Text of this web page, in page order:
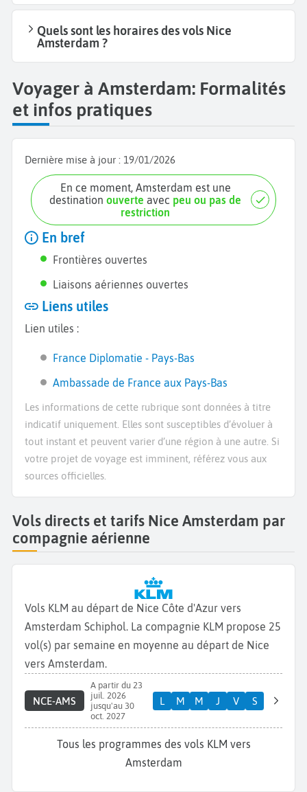
Quels sont les horaires des vols Nice
Amsterdam ?
Voyager à Amsterdam: Formalités
et infos pratiques
Dernière mise à jour : 19/01/2026
En ce moment, Amsterdam est une
destinationouverte avec peu ou pas de
restriction
En bref
Frontières ouvertes
Liaisons aériennes ouvertes
Liens utiles
Lien utiles :
France Diplomatie - Pays-Bas
Ambassade de France aux Pays-Bas
Les informations de cette rubrique sont données à titre
indicatif uniquement. Elles sont susceptibles d’évoluer à
tout instant et peuvent varier d’une région à une autre. Si
votre projet de voyage est imminent, référez vous aux
sources officielles.
Vols directs et tarifs Nice Amsterdam par
compagnie aérienne
Vols KLM au départ de Nice Côte d'Azur vers
Amsterdam Schiphol. La compagnie KLM propose 25
vol(s) par semaine en moyenne au départ de Nice
vers Amsterdam.
NCE-AMS
A partir du 23
juil. 2026
jusqu'au 30
oct. 2027
L M M J V S
Tous les programmes des vols KLM vers
Amsterdam